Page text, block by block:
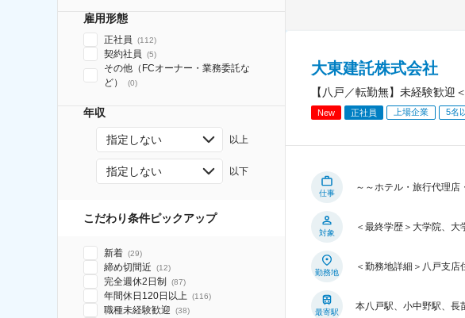
雇用形態
正社員 (112)
契約社員 (5)
その他（FCオーナー・業務委託な
ど）
(0)
年収
指定しない 以上
指定しない 以下
こだわり条件ピックアップ
新着 (29)
締め切間近 (12)
完全週休2日制 (87)
年間休日120日以上 (116)
職種未経験歓迎 (38)
大東建託株式会社
【八戸／転勤無】未経験歓
New 正社員 上場企業 5名
仕事
～～ホテル・旅行代理
対象
＜最終学歴＞大学院、
勤務地
＜勤務地詳細＞八戸支
最寄駅
本八戸駅、小中野駅、長